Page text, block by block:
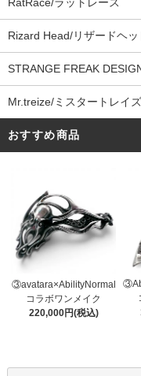
Rizard Head/リザードヘッ
STRANGE FREAK
Mr.treize/ミスタートレイズ
おすすめ商品
③avatara×AbilityNormal
コラボワンメイク
220,000円(税込)